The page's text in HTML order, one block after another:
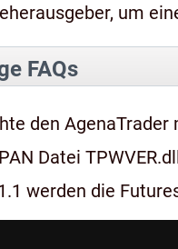
um
FAQs
den AgenaTrader
Datei
werden die